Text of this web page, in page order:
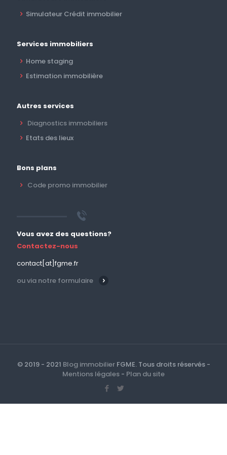
Simulateur Crédit immobilier
Services immobiliers
Home staging
Estimation immobilière
Autres services
Diagnostics immobiliers
Etats des lieux
Bons plans
Code promo immobilier
Vous avez des questions?
Contactez-nous
contact[at]fgme.fr
ou via notre formulaire
© 2019 - 2021 Blog immobilierFGME. Tous droits réservés -
Mentions légales - Plan du site